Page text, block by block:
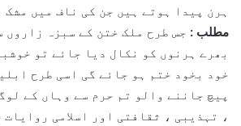
ہرن پیدا ہوتے ہیں جن کی ناف میں مشک
مطلب : جس طرح ملک ختن کے سبزہ زاروں
بھرے ہرنوں کو نکال دیا جائے تو
خود بخود ختم ہو جائے گی اسی طرح
پیچ جاننے والو تم حرم سے وہاں کے
، تہذیبی ، ثقافتی اور اسلامی روایات